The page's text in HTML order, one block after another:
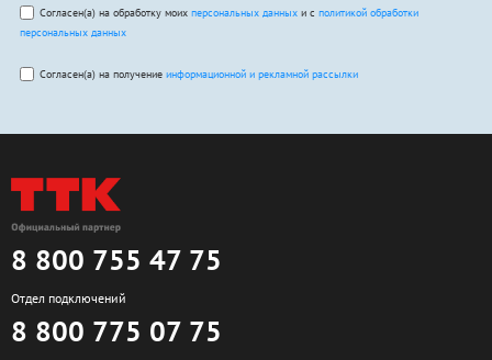
Согласен(а) на обработку моих персональных данных и с политикой обработки
персональных данных
Согласен(а) на получение информационной и рекламной рассылки
8 800 755 47 75
Отдел подключений
8 800 775 07 75